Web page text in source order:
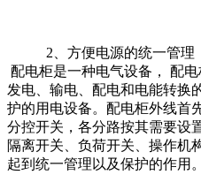
2、方便电源的统一管理
配电柜是一种电气设备， 配
发电、输电、配电和电能转换
护的用电设备。配电柜外线首
分控开关，各分路按其需要设
隔离开关、负荷开关、操作机
起到统一管理以及保护的作用。